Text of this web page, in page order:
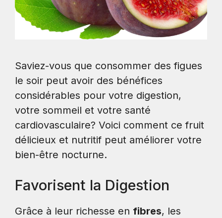
Saviez-vous que consommer des figues
le soir peut avoir des bénéfices
considérables pour votre digestion,
votre sommeil et votre santé
cardiovasculaire? Voici comment ce fruit
délicieux et nutritif peut améliorer votre
bien-être nocturne.
Favorisent la Digestion
Grâce à leur richesse en fibres, les